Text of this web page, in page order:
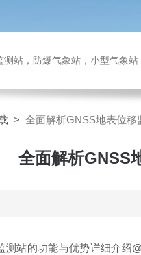
站，防爆气象站，小型气象站，化
> 全面解析GNSS地表位移
全面解析GNSS
测站的功能与优势详细介绍